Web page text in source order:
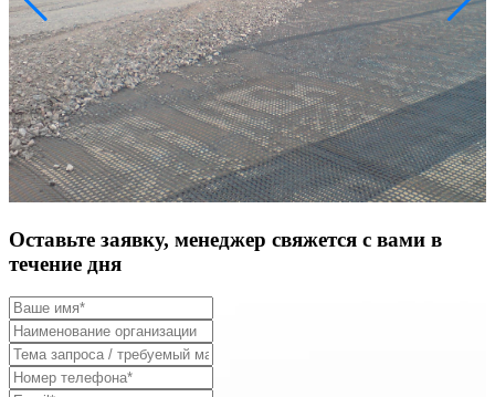
Оставьте заявку, менеджер свяжется с вами в
течение дня